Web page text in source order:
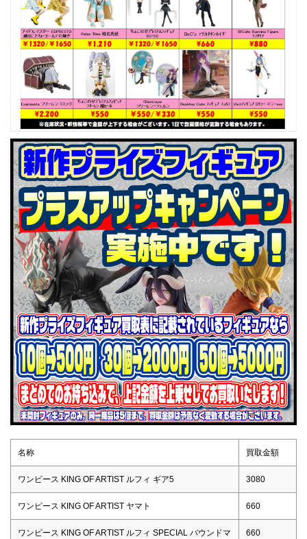
名称 買取金額
ワンピース KING OF ARTIST ルフィ ギア5 3080
ワンピース KING OF ARTIST ヤマト 660
ワンピース KING OF ARTIST ルフィ SPECIAL バウンドマ
660